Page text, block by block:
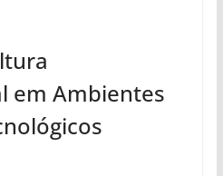
em Ambientes